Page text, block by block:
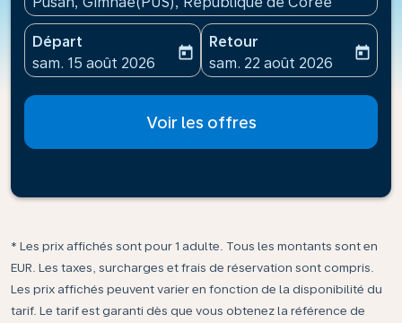
Départ
fc-booking-departure-date-aria-label
sam. 15 août 2026
today
Retour
fc-booking-return-date-
sam. 22 août 2026
today
Voir les offres
* Les prix affichés sont pour 1 adulte. Tous les montants sont en
EUR. Les taxes, surcharges et frais de réservation sont compris.
Les prix affichés peuvent varier en fonction de la disponibilité du
tarif. Le tarif est garanti dès que vous obtenez la référence de